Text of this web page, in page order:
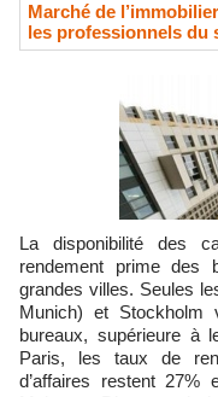
Marché de
les professionnels du
La disponibilité des capitaux a fait baisser les taux de
rendement prime des
grandes villes. Seules
Munich) et
bureaux, supérieure à
Paris, les taux de
d’affaires restent 27%